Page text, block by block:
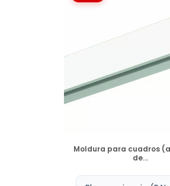
DISPONIBLE
Moldura para cuadros
de...